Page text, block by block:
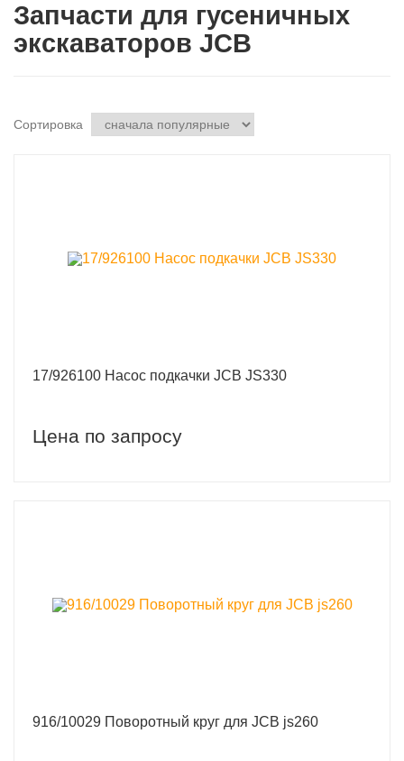
Запчасти для гусеничных
экскаваторов JCB
Сортировка
17/926100 Насос подкачки JCB JS330
Цена по запросу
916/10029 Поворотный круг для JCB js260